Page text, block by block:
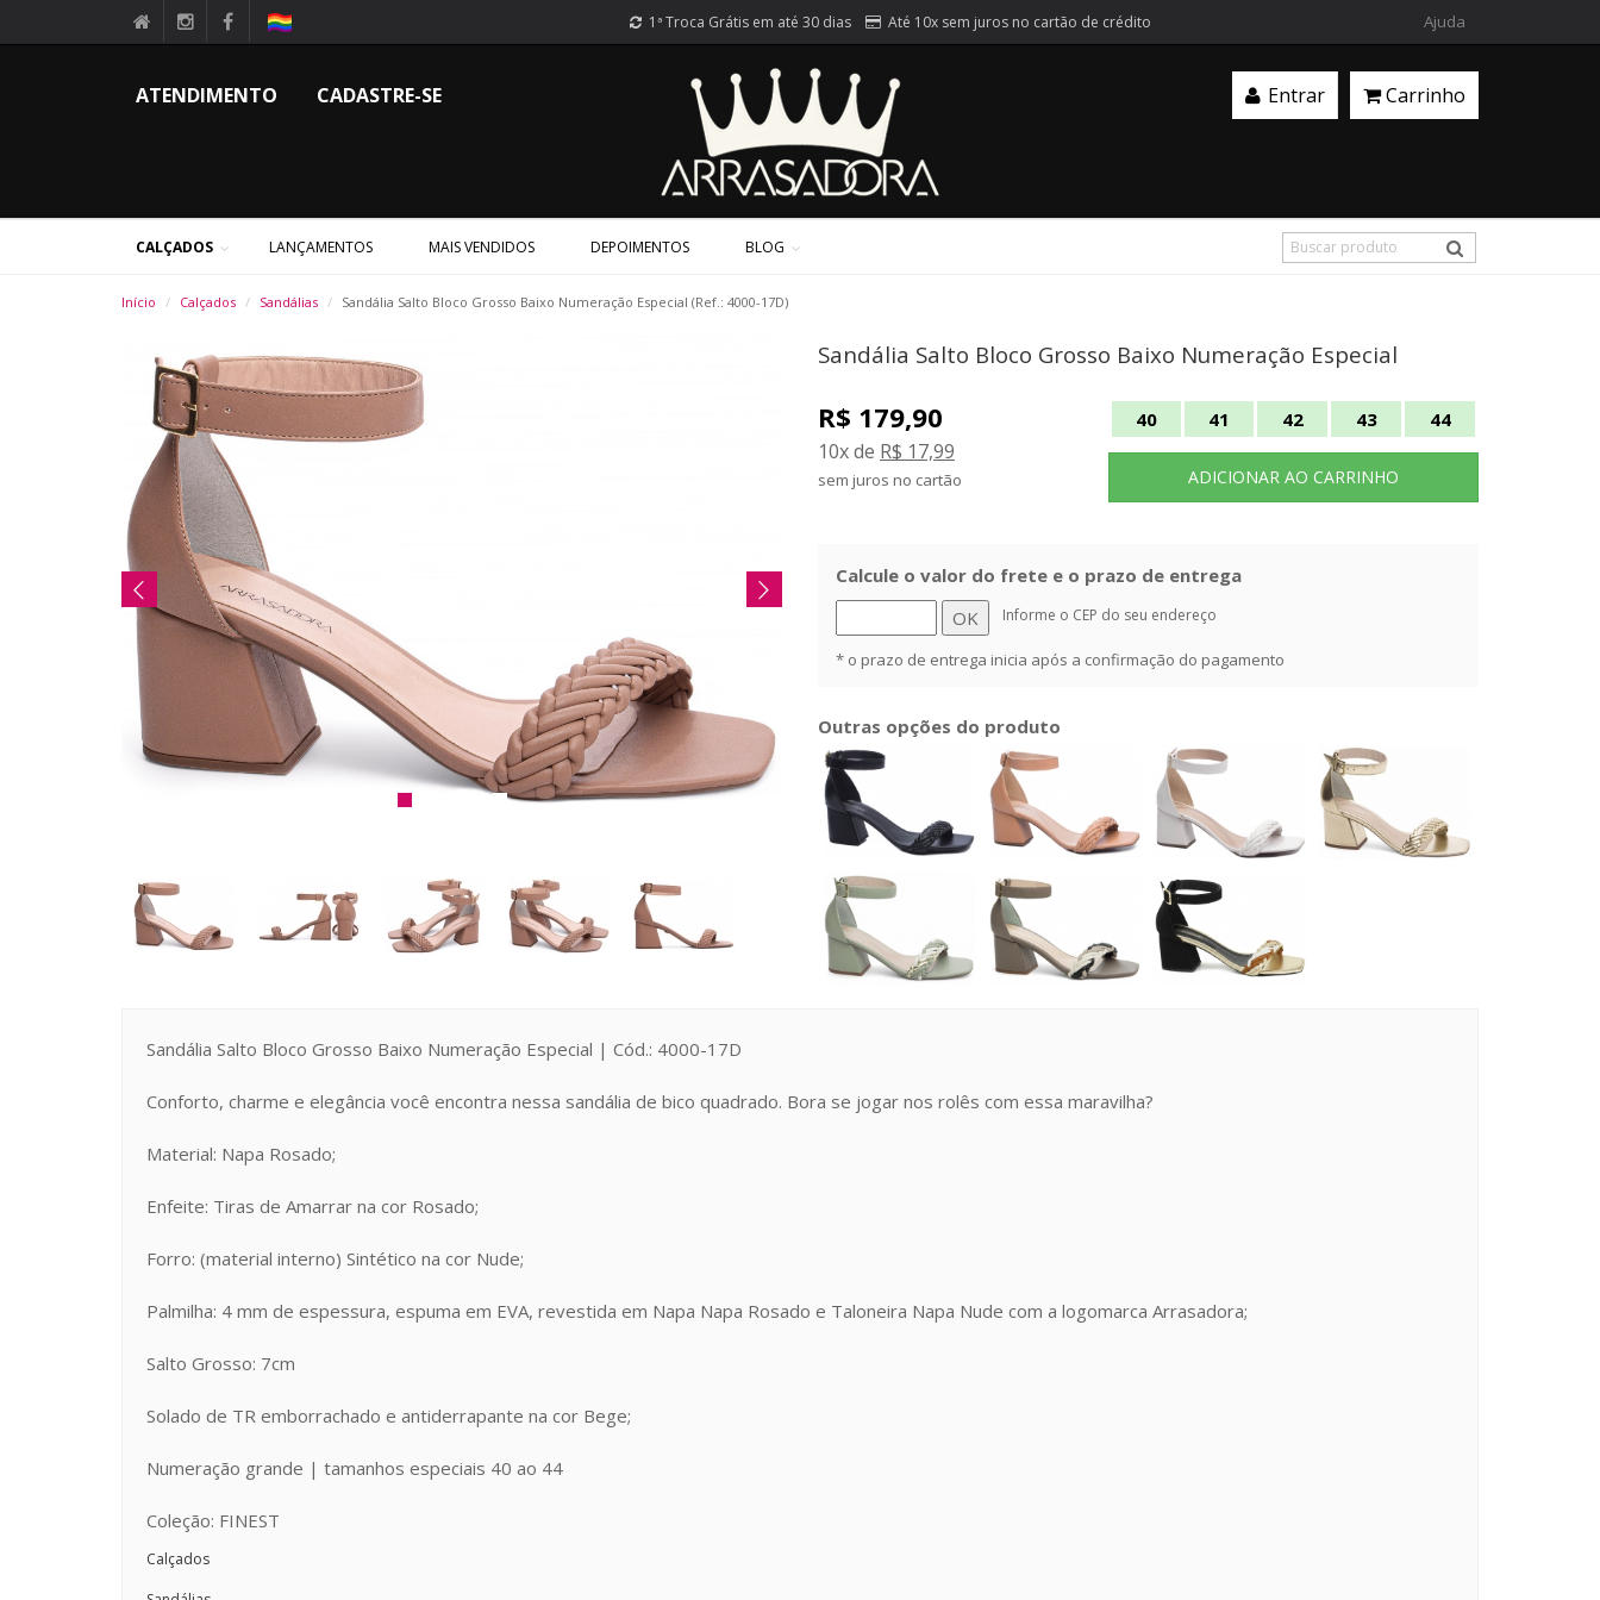
1ª Troca Grátis em até 30 dias Até 10x sem juros no cartão de crédito Ajuda
ATENDIMENTO CADASTRE-SE Entrar Carrinho
CALÇADOS LANÇAMENTOS MAIS VENDIDOS DEPOIMENTOS BLOG
Início Calçados Sandálias Sandália Salto Bloco Grosso Baixo Numeração Especial (Ref.: 4000-17D)
Sandália Salto Bloco Grosso Baixo Numeração Especial
R$ 179,90
10x de R$ 17,99
sem juros no cartão
40 41 42 43 44
Calcule o valor do frete e o prazo de entrega
Informe o CEP do seu endereço
* o prazo de entrega inicia após a confirmação do pagamento
Outras opções do produto
Sandália Salto Bloco Grosso Baixo Numeração Especial | Cód.: 4000-17D
Conforto, charme e elegância você encontra nessa sandália de bico quadrado. Bora se jogar nos rolês com essa maravilha?
Material: Napa Rosado;
Enfeite: Tiras de Amarrar na cor Rosado;
Forro: (material interno) Sintético na cor Nude;
Palmilha: 4 mm de espessura, espuma em EVA, revestida em Napa Napa Rosado e Taloneira Napa Nude com a logomarca Arrasadora;
Salto Grosso: 7cm
Solado de TR emborrachado e antiderrapante na cor Bege;
Numeração grande | tamanhos especiais 40 ao 44
Coleção: FINEST
Calçados